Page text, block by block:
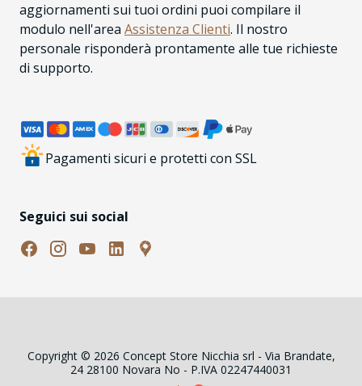
aggiornamenti sui tuoi ordini puoi compilare il
modulo nell'area Assistenza Clienti. Il nostro
personale risponderà prontamente alle tue richieste
di supporto.
Pagamenti sicuri e protetti con SSL
Seguici sui social
Copyright © 2026 Concept Store Nicchia srl - Via Brandate,
24 28100 Novara No - P.IVA 02247440031